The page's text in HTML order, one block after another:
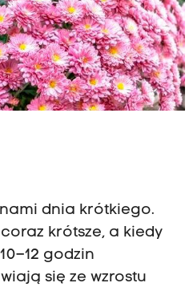
dnia krótkiego.
krótsze, a kiedy
godzin
się ze wzrostu